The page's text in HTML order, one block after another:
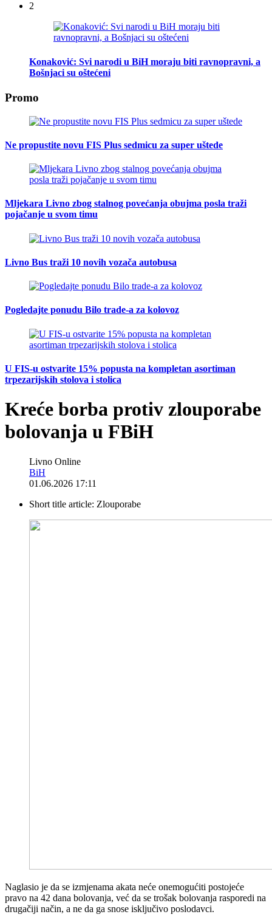
2
Konaković: Svi narodi u BiH moraju biti ravnopravni, a
Bošnjaci su oštećeni
Promo
Ne propustite novu FIS Plus sedmicu za super uštede
Mljekara Livno zbog stalnog povećanja obujma posla traži
pojačanje u svom timu
Livno Bus traži 10 novih vozača autobusa
Pogledajte ponudu Bilo trade-a za kolovoz
U FIS-u ostvarite 15% popusta na kompletan asortiman
trpezarijskih stolova i stolica
Kreće borba protiv zlouporabe
bolovanja u FBiH
Livno Online
BiH
01.06.2026 17:11
Short title article: Zlouporabe
Naglasio je da se izmjenama akata neće onemogućiti postojeće
pravo na 42 dana bolovanja, već da se trošak bolovanja rasporedi na
drugačiji način, a ne da ga snose isključivo poslodavci.